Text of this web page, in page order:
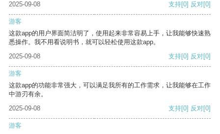
2025-09-08 支持[0] 反对[0]
游客
这款app的用户界面简洁明了，使用起来非常容易上手，让我能够快速熟
悉操作。我不用看说明书，就可以轻松使用这款app。
2025-09-08
支持[0] 反对[0]
游客
这款app的功能非常强大，可以满足我所有的工作需求，让我能够在工作
中游刃有余。
2025-09-08
支持[0] 反对[0]
游客